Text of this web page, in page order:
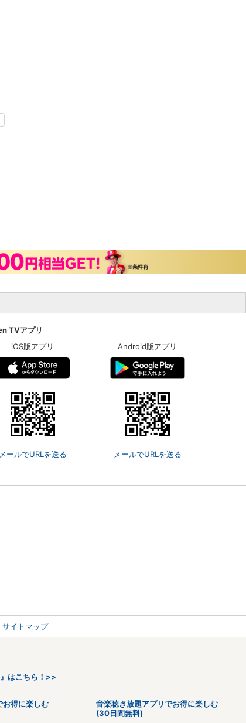
TVアプリ
iOS版アプリ
メールでURLを送る
Android版アプリ
メールでURLを送る
サイトマップ
はこちら！>>
お得に楽しむ
音楽聴き放題アプリでお得に楽しむ
(30日間無料)